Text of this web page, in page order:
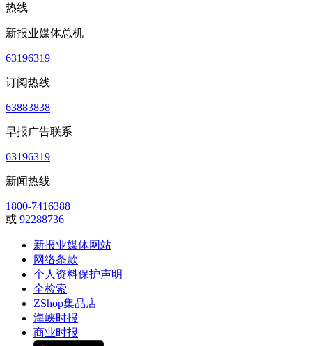
热线
新报业媒体总机
63196319
订阅热线
63883838
早报广告联系
63196319
新闻热线
1800-7416388
或 92288736
新报业媒体网站
网络条款
个人资料保护声明
全检索
ZShop集品店
海峡时报
商业时报